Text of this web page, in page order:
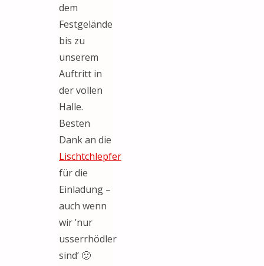
dem
Festgelände
bis zu
unserem
Auftritt in
der vollen
Halle.
Besten
Dank an die
Lischtchlepfer
für die
Einladung –
auch wenn
wir ’nur
usserrhödler
sind‘ 🙂